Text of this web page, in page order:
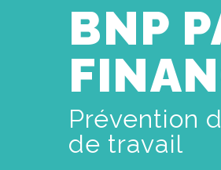
BNP
Prévention
de travail